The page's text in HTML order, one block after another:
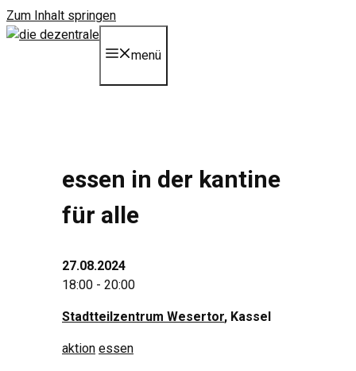
Zum Inhalt springen
menü
essen in der kantine
für alle
27.08.2024
18:00 - 20:00
Stadtteilzentrum Wesertor, Kassel
aktion essen